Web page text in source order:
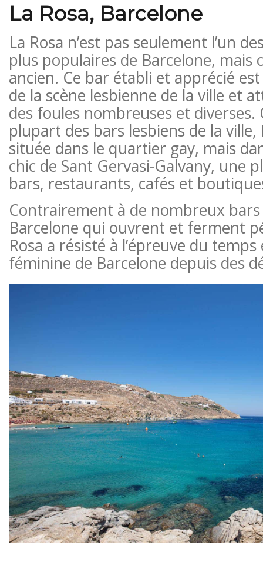
La Rosa, Barcelone
La Rosa n’est pas seulement l’un
plus populaires de Barcelone, mais
ancien. Ce bar établi et apprécié
de la scène lesbienne de la ville et
des foules nombreuses et
plupart des bars lesbiens de la ville,
située dans le quartier gay, mais
chic de Sant Gervasi-Galvany, une
bars, restaurants, cafés et
Contrairement à de nombreux bars
Barcelone qui ouvrent et ferment
Rosa a résisté à l’épreuve du
féminine de Barcelone depuis des